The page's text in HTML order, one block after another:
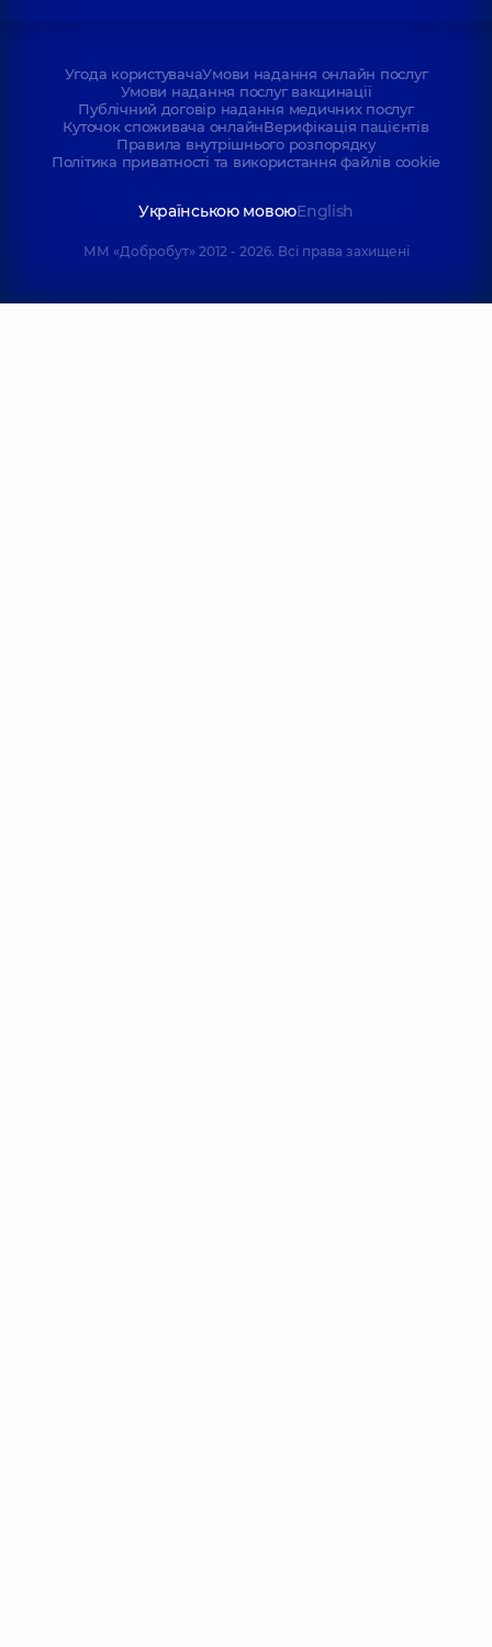
Угода користувачаУмови надання онлайн послуг
Умови надання послуг вакцинації
Публічний договір надання медичних послуг
Куточок споживача онлайнВерифікація пацієнтів
Правила внутрішнього розпорядку
Політика приватності та використання файлів cookie
Українською мовоюEnglish
ММ «Добробут» 2012 - 2026. Всі права захищені